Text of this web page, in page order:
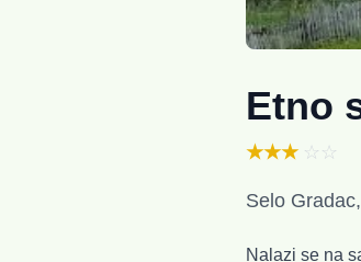
Etno
★★★ ☆☆
Selo
Nalazi se na